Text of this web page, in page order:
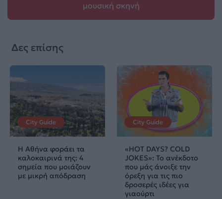
μουσική σκηνή
Δες επίσης
City Guide
Η Αθήνα φοράει τα
καλοκαιρινά της: 4
σημεία που μοιάζουν
με μικρή απόδραση
City Guide
«HOT DAYS? COLD
JOKES»: Το ανέκδοτο
που μάς άνοιξε την
όρεξη για τις πιο
δροσερές ιδέες για
γιαούρτι